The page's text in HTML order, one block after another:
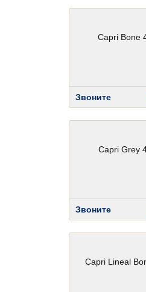
Capri Bone
Звоните
Capri Grey
Звоните
Capri Lineal